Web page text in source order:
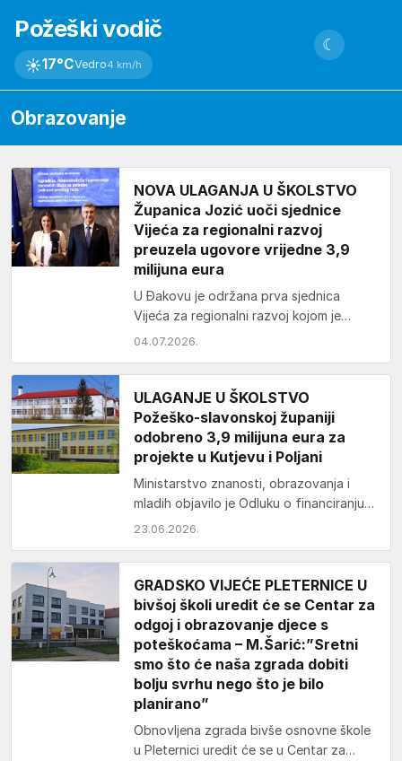
Požeški vodič
☀17°CVedro4 km/h
☾
Obrazovanje
NOVA ULAGANJA U ŠKOLSTVO
Županica Jozić uoči sjednice
Vijeća za regionalni razvoj
preuzela ugovore vrijedne 3,9
milijuna eura
U Đakovu je održana prva sjednica
Vijeća za regionalni razvoj kojom je
predsjedao predsjednik Vlade Republike
04.07.2026.
ULAGANJE U ŠKOLSTVO
Požeško-slavonskoj županiji
odobreno 3,9 milijuna eura za
projekte u Kutjevu i Poljani
Ministarstvo znanosti, obrazovanja i
mladih objavilo je Odluku o financiranju
kojom je Požeško-slavonskoj županiji
23.06.2026.
GRADSKO VIJEĆE PLETERNICE U
bivšoj školi uredit će se Centar za
odgoj i obrazovanje djece s
poteškoćama – M.Šarić:”Sretni
smo što će naša zgrada dobiti
bolju svrhu nego što je bilo
planirano”
Obnovljena zgrada bivše osnovne škole
u Pleternici uredit će se u Centar za